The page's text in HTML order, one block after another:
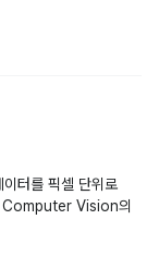
터를 픽셀 단위로
Computer Vision의